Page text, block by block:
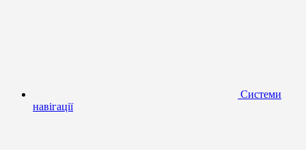
Системи
навігації